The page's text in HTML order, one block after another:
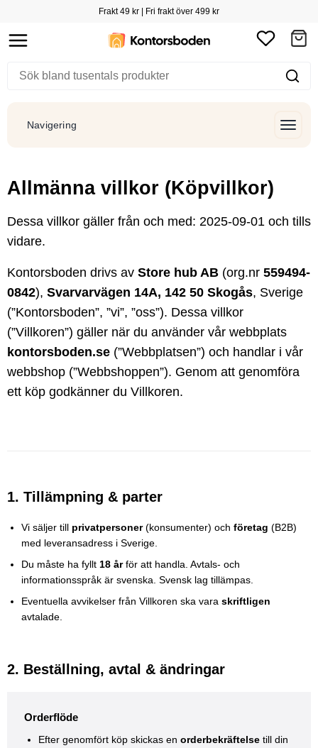
Frakt 49 kr | Fri frakt över 499 kr
Navigering
Allmänna villkor (Köpvillkor)
Dessa villkor gäller från och med: 2025-09-01 och tills
vidare.
Kontorsboden drivs av Store hub AB (org.nr 559494-
0842), Svarvarvägen 14A, 142 50 Skogås, Sverige
(”Kontorsboden”, ”vi”, ”oss”). Dessa villkor
(”Villkoren”) gäller när du använder vår webbplats
kontorsboden.se (”Webbplatsen”) och handlar i vår
webbshop (”Webbshoppen”). Genom att genomföra
ett köp godkänner du Villkoren.
1. Tillämpning & parter
Vi säljer till privatpersoner(konsumenter) och företag (B2B)
med leveransadress i Sverige.
Du måste ha fyllt 18 årför att handla. Avtals- och
informationsspråk är svenska. Svensk lag tillämpas.
Eventuella avvikelser från Villkoren ska vara skriftligen
avtalade.
2. Beställning, avtal & ändringar
Orderflöde
Efter genomfört köp skickas en orderbekräftelse till din